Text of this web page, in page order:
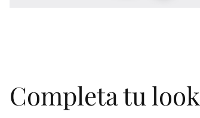
Completa tu look